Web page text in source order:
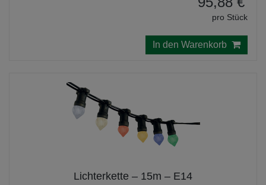
pro Stück
In den Warenkorb
Lichterkette – 15m – E14